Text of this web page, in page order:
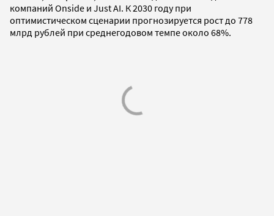
компаний Onside и Just AI. К 2030 году при
оптимистическом сценарии прогнозируется рост до 778
млрд рублей при среднегодовом темпе около 68%.